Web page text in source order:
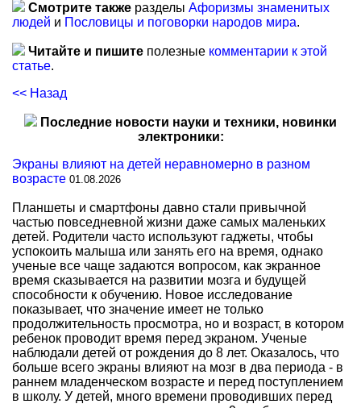
Смотрите также разделы Афоризмы знаменитых
людей и Пословицы и поговорки народов мира.
Читайте и пишите полезные комментарии к этой
статье.
<< Назад
Последние новости науки и техники, новинки
электроники:
Экраны влияют на детей неравномерно в разном
возрасте 01.08.2026
Планшеты и смартфоны давно стали привычной
частью повседневной жизни даже самых маленьких
детей. Родители часто используют гаджеты, чтобы
успокоить малыша или занять его на время, однако
ученые все чаще задаются вопросом, как экранное
время сказывается на развитии мозга и будущей
способности к обучению. Новое исследование
показывает, что значение имеет не только
продолжительность просмотра, но и возраст, в котором
ребенок проводит время перед экраном. Ученые
наблюдали детей от рождения до 8 лет. Оказалось, что
больше всего экраны влияют на мозг в два периода - в
раннем младенческом возрасте и перед поступлением
в школу. У детей, много времени проводивших перед